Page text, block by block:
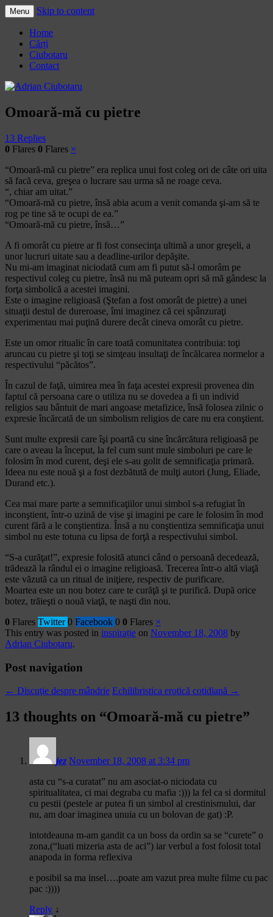
Adrian Ciubotaru
Menu Skip to content
Home
Cărți
Ciubotaru
Contact
Omoară-mă cu pietre
13 Replies
0 Flares 0 Flares ×
“Omoară-mă cu pietre” era replica unui fost coleg ori de câte ori uita
să facă ceva, greşea o lucrare sau urma să ne roage ceva.
“, chiar am uitat.”
“Omoară-mă cu pietre, însă abia acum a venit comanda şi-am să te
rog pe tine să te ocupi de ea.”
“Omoară-mă cu pietre, însă…”
A fi omorât cu pietre ar fi fost consecinţa ultimă a unor greşeli, a
unor lucruri uitate sau a deadline-urilor depăşite.
Nu mi-am imaginat niciodată cum am fi putut să-l omorâm pe
respectivul coleg cu pietre, însă nu mă puteam opri să mă gândesc la
forţa simbolică a acestei imagini.
Este o imagine religioasă (Ştefan a fost omorât de pietre) a unei
situaţii destul de dureroase, îmi imaginez că cei spânzuraţi
experimentau mai puţină durere decât cineva omorât cu pietre.
Este un omor ritualic în care toată comunitatea contribuia: toţi
aruncau cu pietre şi toţi se simţeau insultaţi de încălcarea normelor a
respectivului “păcătos”.
În cazul de faţă, uimirea mea în faţa acestei expresii provenea din
faptul că persoana care o utiliza nu se dovedea a fi un individ
religios sau bântuit de mari angoase metafizice, însă folosea zilnic o
expresie încărcată de un simbolism religios de care nu era conştient.
Sunt multe expresii care îşi poartă cu sine încărcătura religioasă pe
care o aveau la început, la fel cum sunt mule simboluri pe care le
folosim în mod curent, deşi ele s-au golit de semnificaţia primară.
Ideea nu este nouă şi a fost dezbătută de mulţi autori (Jung, Eliade,
Durand etc.).
Cea mai mare parte a semnificaţiilor unui simbol s-a refugiat în
inconştient, într-o uzină de vise şi imagini pe care le folosim în mod
curent fără a le conştientiza. Însă a nu conştientiza semnificaţia unui
simbol nu este totuna cu lipsa de forţă a respectivului simbol.
“S-a curăţat!”, expresie folosită atunci când o persoană decedează,
trădează la rândul ei o imagine religioasă. Trecerea într-o altă viaţă
este văzută ca un ritual de iniţiere, respectiv de purificare.
Moartea este un nou botez care te curăţă şi te purifică. După orice
botez, trăieşti o nouă viaţă, te naşti din nou.
0 Flares Twitter 0 Facebook 0 0 Flares ×
This entry was posted in inspirație on November 18, 2008 by
Adrian Ciubotaru.
Post navigation
← Discuţie despre mândrie Echilibristica erotică cotidiană →
13 thoughts on “Omoară-mă cu pietre”
jez November 18, 2008 at 3:34 pm
asta cu “s-a curatat” nu am asociat-o niciodata cu
spiritualitatea, ci mai degraba cu mafia :))) la fel ca si dormitul
cu pestii (pestele ar putea fi un simbol al crestinismului, dar
nu, am doar imaginea unuia cu un bolovan de gat) :P.
intotdeauna m-am gandit ca un boss da ordin sa se “curete” o
zona,(“luati mizeria asta de aci”) iar verbul a fost folosit total
anapoda in forma reflexiva
e posibil sa ma insel….poate am vazut prea multe filme cu pac
pac :))))
Reply ↓